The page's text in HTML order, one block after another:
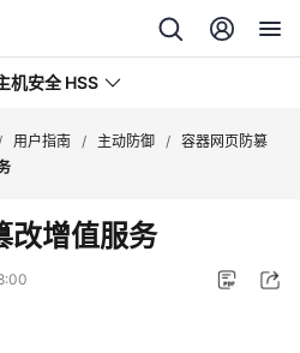
机安全 HSS
用户指南 / 主动防御 / 容器网页防篡
改增值服务